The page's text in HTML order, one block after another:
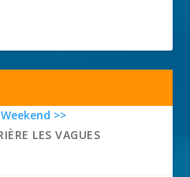
>>
LES VAGUES